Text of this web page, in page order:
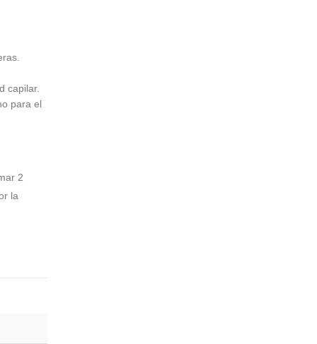
capilar.
para el
2
la